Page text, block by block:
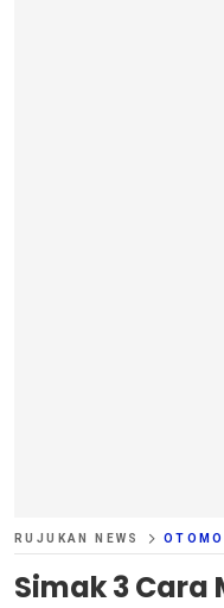
RUJUKAN NEWS
Simak 3